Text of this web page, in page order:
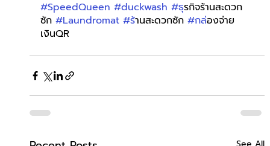
#SpeedQueen #duckwash #ธุรกิจร้านสะดวก
ซัก #Laundromat #ร้านสะดวกซัก #กล่องจ่าย
เงินQR